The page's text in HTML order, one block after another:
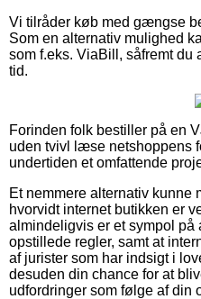
Vi tilråder køb med gængse
Som en alternativ mulighed
som f.eks. ViaBill, såfremt du
tid.
Forinden folk bestiller på en
uden tvivl læse netshoppens
undertiden et omfattende
Et nemmere alternativ
hvorvidt internet butikken er
almindeligvis er et sympol på
opstillede regler, samt at
af jurister som har indsigt i
desuden din chance for at
udfordringer som følge af din